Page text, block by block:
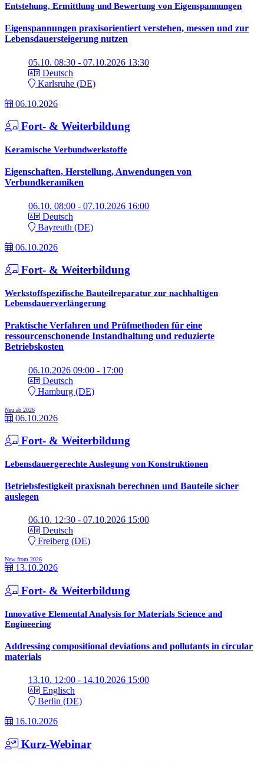
Entstehung, Ermittlung und Bewertung von Eigenspannungen
Eigenspannungen praxisorientiert verstehen, messen und zur
Lebensdauersteigerung nutzen
05.10. 08:30 - 07.10.2026 13:30
Deutsch
Karlsruhe (DE)
06.10.2026
Fort- & Weiterbildung
Keramische Verbundwerkstoffe
Eigenschaften, Herstellung, Anwendungen von
Verbundkeramiken
06.10. 08:00 - 07.10.2026 16:00
Deutsch
Bayreuth (DE)
06.10.2026
Fort- & Weiterbildung
Werkstoffspezifische Bauteilreparatur zur nachhaltigen
Lebensdauerverlängerung
Praktische Verfahren und Prüfmethoden für eine
ressourcenschonende Instandhaltung und reduzierte
Betriebskosten
06.10.2026 09:00 - 17:00
Deutsch
Hamburg (DE)
Neu ab 2026
06.10.2026
Fort- & Weiterbildung
Lebensdauergerechte Auslegung von Konstruktionen
Betriebsfestigkeit praxisnah berechnen und Bauteile sicher
auslegen
06.10. 12:30 - 07.10.2026 15:00
Deutsch
Freiberg (DE)
New from 2026
13.10.2026
Fort- & Weiterbildung
Innovative Elemental Analysis for Materials Science and
Engineering
Addressing compositional deviations and pollutants in circular
materials
13.10. 12:00 - 14.10.2026 15:00
Englisch
Berlin (DE)
16.10.2026
Kurz-Webinar